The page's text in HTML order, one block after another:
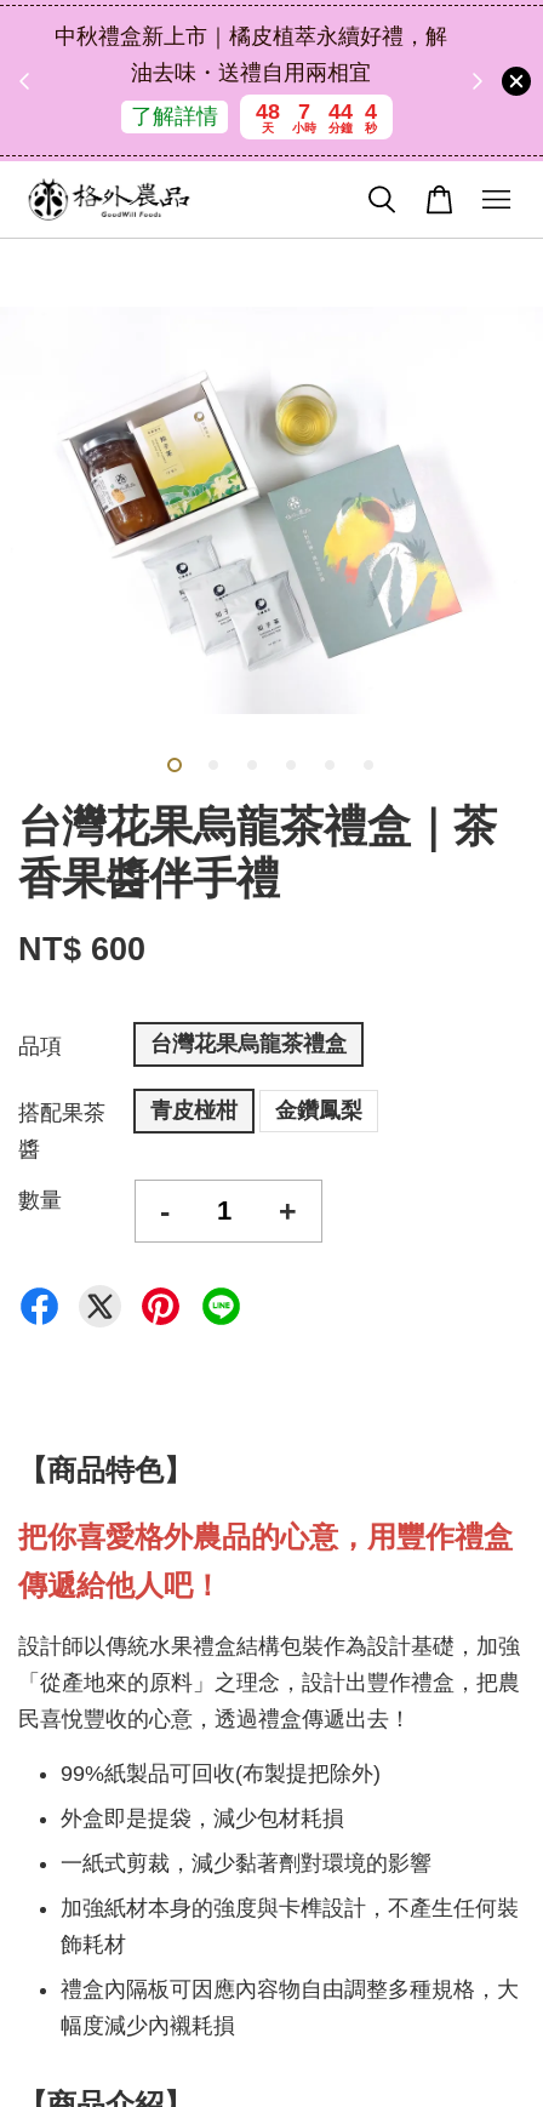
中秋禮盒新上市｜橘皮植萃永續好禮，解
油去味・送禮自用兩相宜
了解詳情
48
天
7
小時
44
分鐘
3
秒
台灣花果烏龍茶禮盒｜茶
香果醬伴手禮
NT$ 600
品項 台灣花果烏龍茶禮盒
搭配果茶
醬
青皮椪柑 金鑽鳳梨
數量 - +
【商品特色】
把你喜愛格外農品的心意，用豐作禮盒
傳遞給他人吧！
設計師以傳統水果禮盒結構包裝作為設計基礎，加強
「從產地來的原料」之理念，設計出豐作禮盒，把農
民喜悅豐收的心意，透過禮盒傳遞出去！
99%紙製品可回收(布製提把除外)
外盒即是提袋，減少包材耗損
一紙式剪裁，減少黏著劑對環境的影響
加強紙材本身的強度與卡榫設計，不產生任何裝
飾耗材
禮盒內隔板可因應內容物自由調整多種規格，大
幅度減少內襯耗損